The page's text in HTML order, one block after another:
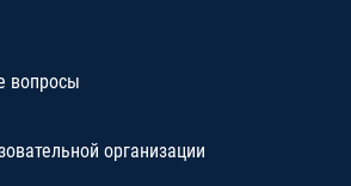
вопросы
организации